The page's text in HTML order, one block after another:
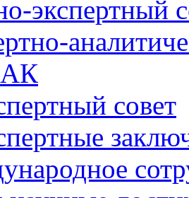
экспертный
совет